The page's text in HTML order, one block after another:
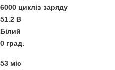
6000 циклів заряду
51.2 В
Білий
0 град.
53 міс